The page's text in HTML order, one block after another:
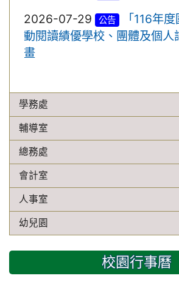
2026-07-29
公告
「116年
動閱讀績優學校、團體及個人
畫
學務處
輔導室
總務處
會計室
人事室
幼兒園
校園行事曆